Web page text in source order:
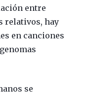
entre
relativos, hay
en canciones
se